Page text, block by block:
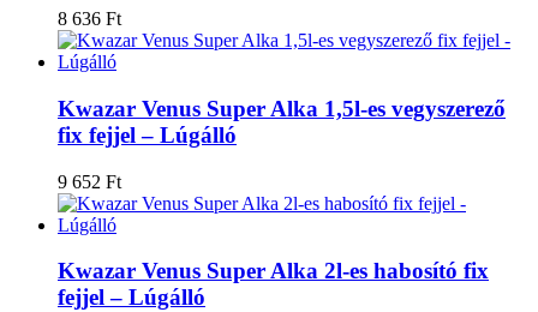
8 636 Ft
Kwazar Venus Super Alka 1,5l-es vegyszerező
fix fejjel – Lúgálló
9 652 Ft
Kwazar Venus Super Alka 2l-es habosító fix
fejjel – Lúgálló